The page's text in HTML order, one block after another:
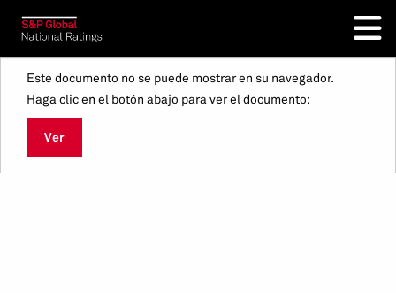
Este documento no se puede mostrar en su navegador.
Haga clic en el botón abajo para ver el documento:
Ver